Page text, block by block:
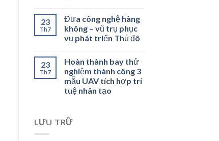
23
Th7
Đưa công nghệ hàng
không – vũ trụ phục
vụ phát triển Thủ đô
23
Th7
Hoàn thành bay thử
nghiệm thành công 3
mẫu UAV tích hợp trí
tuệ nhân tạo
LƯU TRỮ